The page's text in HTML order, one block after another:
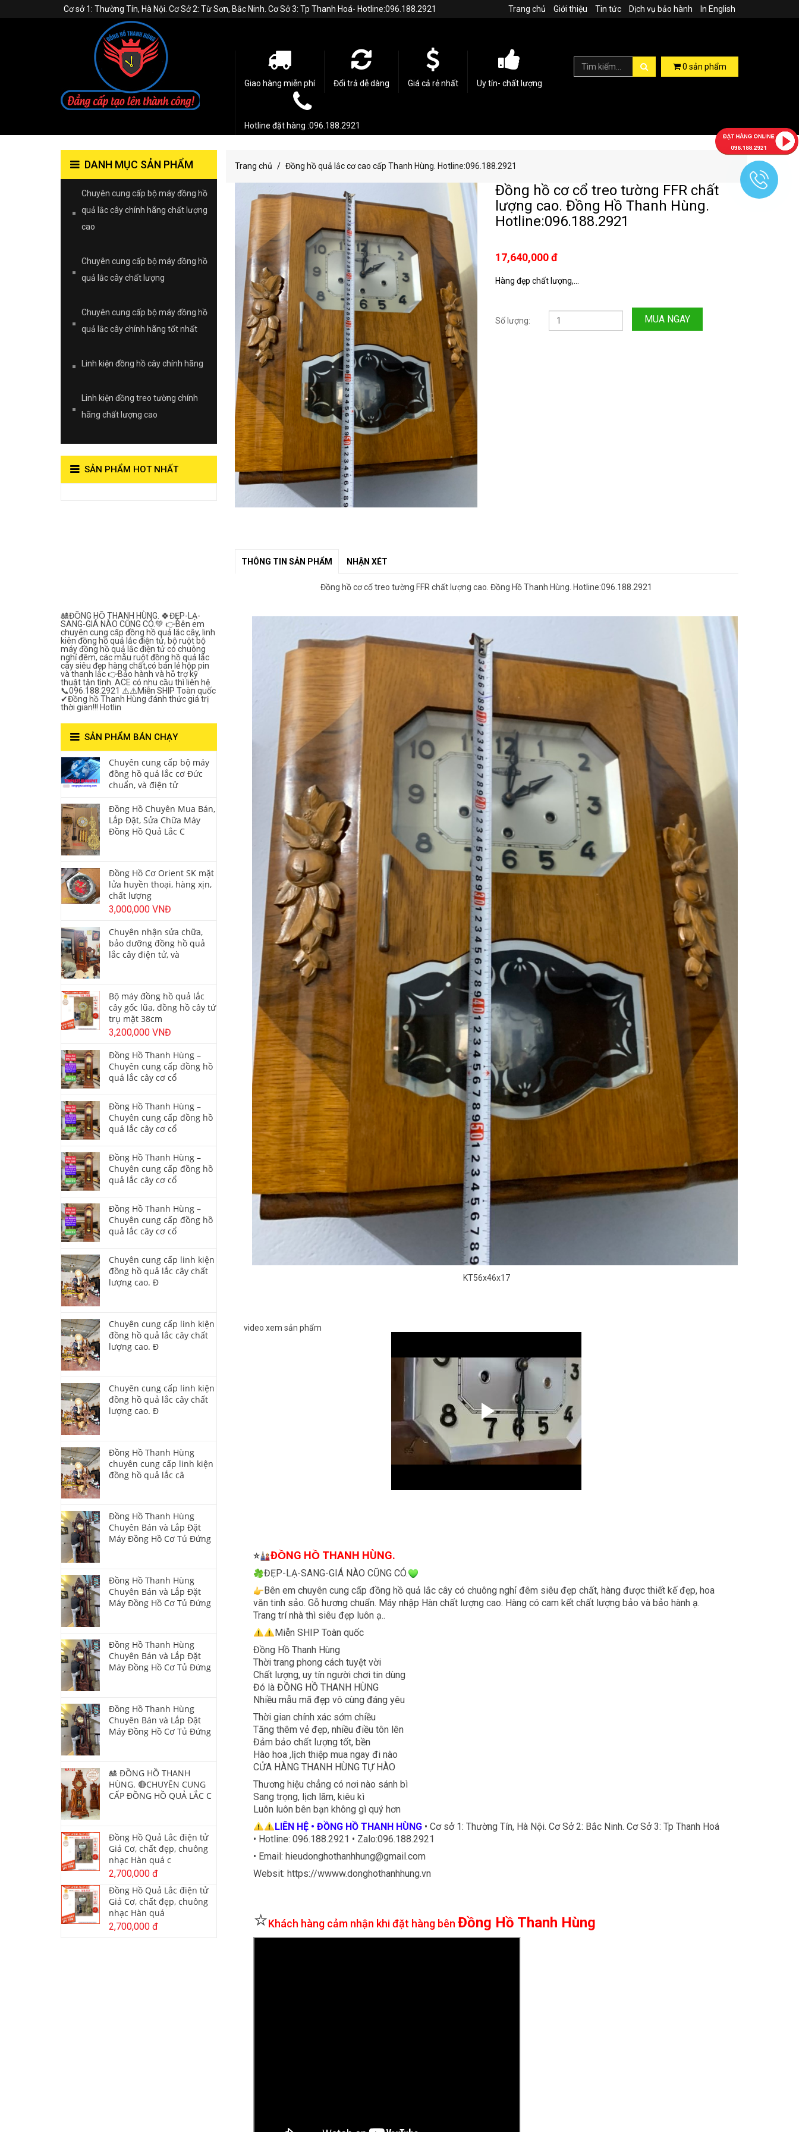
Trang chủ Giới thiệu Tin tức Dịch vụ bảo hành In English
Cơ sở 1: Thường Tín, Hà Nội. Cơ Sở 2: Từ Sơn, Bắc Ninh. Cơ Sở 3: Tp Thanh Hoá- Hotline:096.188.2921
Giao hàng miễn phí Đổi trả dễ dàng Giá cả rẻ nhất Uy tín- chất lượng
Hotline đặt hàng :096.188.2921
0 sản phẩm
Trang chủ Đồng hồ quả lắc cơ cao cấp Thanh Hùng. Hotline:096.188.2921
Đồng hồ cơ cổ treo tường FFR chất
lượng cao. Đồng Hồ Thanh Hùng.
Hotline:096.188.2921
17,640,000 đ
Hàng đẹp chất lượng,...
Số lượng: MUA NGAY
THÔNG TIN SẢN PHẨM NHẬN XÉT
Đồng hồ cơ cổ treo tường FFR chất lượng cao. Đồng Hồ Thanh Hùng. Hotline:096.188.2921
KT56x46x17
video xem sản phẩm
⭐ ĐỒNG HỒ THANH HÙNG.
ĐẸP-LẠ-SANG-GIÁ NÀO CŨNG CÓ.
Bên em chuyên cung cấp đồng hồ quả lắc cây có chuông nghỉ đêm siêu đẹp chất, hàng được thiết kế đẹp, hoa
văn tinh sảo. Gỗ hương chuẩn. Máy nhập Hàn chất lượng cao. Hàng có cam kết chất lượng bảo và bảo hành ạ.
Trang trí nhà thì siêu đẹp luôn ạ..
Miễn SHIP Toàn quốc
Đồng Hồ Thanh Hùng
Thời trang phong cách tuyệt vời
Chất lượng, uy tín người chơi tin dùng
Đó là ĐỒNG HỒ THANH HÙNG
Nhiều mẫu mã đẹp vô cùng đáng yêu
Thời gian chính xác sớm chiều
Tăng thêm vẻ đẹp, nhiều điều tôn lên
Đảm bảo chất lượng tốt, bền
Hào hoa ,lịch thiệp mua ngay đi nào
CỬA HÀNG THANH HÙNG TỰ HÀO
Thương hiệu chẳng có nơi nào sánh bì
Sang trọng, lịch lãm, kiêu kì
Luôn luôn bên bạn không gì quý hơn
LIÊN HỆ • ĐỒNG HỒ THANH HÙNG• Cơ sở 1: Thường Tín, Hà Nội. Cơ Sở 2: Bắc Ninh. Cơ Sở 3: Tp Thanh Hoá
• Hotline: 096.188.2921 • Zalo:096.188.2921
• Email: hieudonghothanhhung@gmail.com
Websit: https://wwww.donghothanhhung.vn
⭐Khách hàng cảm nhận khi đặt hàng bên Đồng Hồ Thanh Hùng
DANH MỤC SẢN PHẨM
Chuyên cung cấp bộ máy đồng hồ
quả lắc cây chính hãng chất lượng
cao
Chuyên cung cấp bộ máy đồng hồ
quả lắc cây chất lượng
Chuyên cung cấp bộ máy đồng hồ
quả lắc cây chính hãng tốt nhất
Linh kiện đồng hồ cây chính hãng
Linh kiện đồng treo tường chính
hãng chất lượng cao
SẢN PHẨM HOT NHẤT
🎎ĐỒNG HỒ THANH HÙNG. 🍀ĐẸP-LẠ-
SANG-GIÁ NÀO CŨNG CÓ.💚 👉Bên em
chuyên cung cấp đồng hồ quả lắc cây, linh
kiên đồng hồ quả lắc điện tử, bộ ruột bộ
máy đồng hồ quả lắc điện tử có chuông
nghỉ đêm, các mẫu ruột đồng hồ quả lắc
cây siêu đẹp hàng chất,có bán lẻ hộp pin
và thanh lắc 👉Bảo hành và hỗ trợ kỹ
thuật tận tình. ACE có nhu cầu thì liên hệ
📞096.188.2921 ⚠️⚠️Miễn SHIP Toàn quốc
✔Đồng hồ Thanh Hùng đánh thức giá trị
thời gian!!! Hotlin
SẢN PHẨM BÁN CHẠY
Chuyên cung cấp bộ máy
đồng hồ quả lắc cơ Đức
chuẩn, và điện tử
Đồng Hồ Chuyên Mua Bán,
Lắp Đặt, Sửa Chữa Máy
Đồng Hồ Quả Lắc C
Đồng Hồ Cơ Orient SK mặt
lửa huyền thoại, hàng xịn,
chất lượng
3,000,000 VNĐ
Chuyên nhận sửa chữa,
bảo dưỡng đồng hồ quả
lắc cây điện tử, và
Bộ máy đồng hồ quả lắc
cây gốc lũa, đồng hồ cây tứ
trụ mặt 38cm
3,200,000 VNĐ
Đồng Hồ Thanh Hùng –
Chuyên cung cấp đồng hồ
quả lắc cây cơ cổ
Đồng Hồ Thanh Hùng –
Chuyên cung cấp đồng hồ
quả lắc cây cơ cổ
Đồng Hồ Thanh Hùng –
Chuyên cung cấp đồng hồ
quả lắc cây cơ cổ
Đồng Hồ Thanh Hùng –
Chuyên cung cấp đồng hồ
quả lắc cây cơ cổ
Chuyên cung cấp linh kiện
đồng hồ quả lắc cây chất
lượng cao. Đ
Chuyên cung cấp linh kiện
đồng hồ quả lắc cây chất
lượng cao. Đ
Chuyên cung cấp linh kiện
đồng hồ quả lắc cây chất
lượng cao. Đ
Đồng Hồ Thanh Hùng
chuyên cung cấp linh kiện
đồng hồ quả lắc câ
Đồng Hồ Thanh Hùng
Chuyên Bán và Lắp Đặt
Máy Đồng Hồ Cơ Tủ Đứng
Đồng Hồ Thanh Hùng
Chuyên Bán và Lắp Đặt
Máy Đồng Hồ Cơ Tủ Đứng
Đồng Hồ Thanh Hùng
Chuyên Bán và Lắp Đặt
Máy Đồng Hồ Cơ Tủ Đứng
Đồng Hồ Thanh Hùng
Chuyên Bán và Lắp Đặt
Máy Đồng Hồ Cơ Tủ Đứng
🎎 ĐỒNG HỒ THANH
HÙNG. 🔴CHUYÊN CUNG
CẤP ĐỒNG HỒ QUẢ LẮC C
Đồng Hồ Quả Lắc điện tử
Giả Cơ, chất đẹp, chuông
nhạc Hàn quá c
2,700,000 đ
Đồng Hồ Quả Lắc điện tử
Giả Cơ, chất đẹp, chuông
nhạc Hàn quá
2,700,000 đ